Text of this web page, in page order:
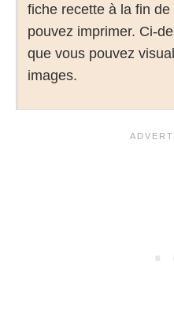
fiche recette à la fin de
pouvez imprimer. Ci-
que vous pouvez
images.